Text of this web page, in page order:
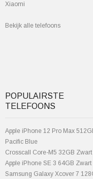
Xiaomi
Bekijk alle telefoons
POPULAIRSTE
TELEFOONS
Apple iPhone 12 Pro Max
Pacific Blue
Crosscall Core-M5 32GB Zwart
Apple iPhone SE 3 64GB Zwart
Samsung Galaxy Xcover 7